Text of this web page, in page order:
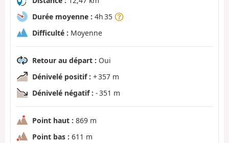
Durée moyenne : 4h 35
Difficulté : Moyenne
Retour au départ : Oui
Dénivelé positif : + 357 m
Dénivelé négatif : - 351 m
Point haut : 869 m
Point bas : 611 m